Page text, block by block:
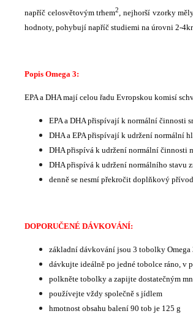
napříč celosvětovým trhem2, nejhorší vzorky
hodnoty, pohybují napříč studiemi na úrovni 2-
Popis Omega 3:
EPA a DHA mají celou řadu Evropskou komisí
EPA a DHA přispívají k normální činnosti
DHA a EPA přispívají k udržení normální
DHA přispívá k udržení normální činnosti
DHA přispívá k udržení normálního stavu
denně se nesmí překročit doplňkový
DOPORUČENÉ DÁVKOVÁNÍ:
základní dávkování jsou 3 tobolky Omega
dávkujte ideálně po jedné tobolce ráno, v
polkněte tobolky a zapijte dostatečným
používejte vždy společně s jídlem
hmotnost obsahu balení 90 tob je 125 g